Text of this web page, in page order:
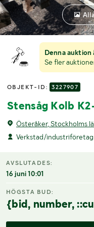
Denna auktion
Se fler
OBJEKT-ID: 3227907
Stensåg Kolb
Österåker, Stockholms
Verkstad/industriföretag
AVSLUTADES:
16 juni 10:01
HÖGSTA BUD:
{bid, number,